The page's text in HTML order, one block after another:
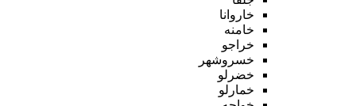
خاروانا
خامنه
خراجو
خسروشهر
خضرلو
خمارلو